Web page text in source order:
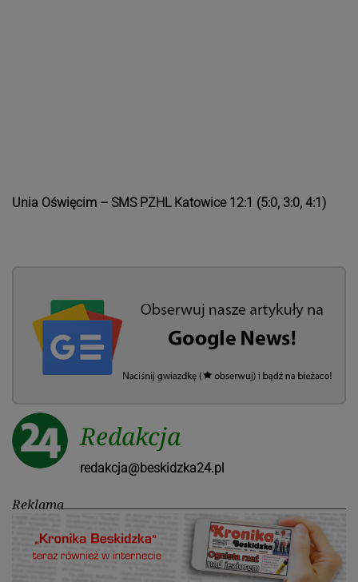
Unia Oświęcim – SMS PZHL Katowice 12:1 (5:0, 3:0, 4:1)
Redakcja
redakcja@beskidzka24.pl
Reklama